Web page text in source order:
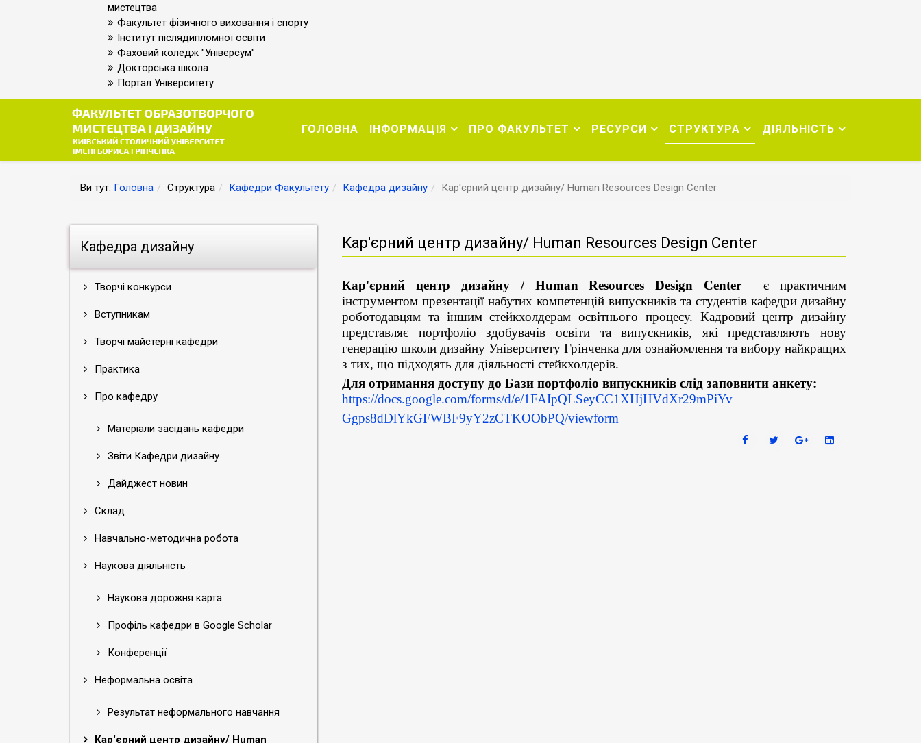
мистецтва
Факультет фізичного виховання і спорту
Інститут післядипломної освіти
Фаховий коледж "Універсум"
Докторська школа
Портал Університету
ГОЛОВНА ІНФОРМАЦІЯ ПРО ФАКУЛЬТЕТ РЕСУРСИ СТРУКТУРА ДІЯЛЬНІСТЬ
Ви тут: Головна Структура Кафедри Факультету Кафедра дизайну Кар'єрний центр дизайну/ Human Resources Design Center
Кафедра дизайну
Творчі конкурси
Вступникам
Творчі майстерні кафедри
Практика
Про кафедру
Матеріали засідань кафедри
Звіти Кафедри дизайну
Дайджест новин
Склад
Навчально-методична робота
Наукова діяльність
Наукова дорожня карта
Профіль кафедри в Google Scholar
Конференції
Неформальна освіта
Результат неформального навчання
Кар'єрний центр дизайну/ Human
Кар'єрний центр дизайну/ Human Resources Design Center
Кар'єрний центр дизайну / Human Resources Design Center
є практичним
інструментом презентації набутих компетенцій випускників та студентів кафедри дизайну
роботодавцям та іншим стейкхолдерам освітнього процесу. Кадровий центр дизайну
представляє портфоліо здобувачів освіти та випускників, які представляють нову
генерацію школи дизайну Університету Грінченка для ознайомлення та вибору найкращих
з тих, що підходять для діяльності стейкхолдерів.
Для отримання доступу до Бази портфоліо випускників слід заповнити анкету:
https://docs.google.com/forms/d/e/1FAIpQLSeyCC1XHjHVdXr29mPiYv
Ggps8dDlYkGFWBF9yY2zCTKOObPQ/viewform